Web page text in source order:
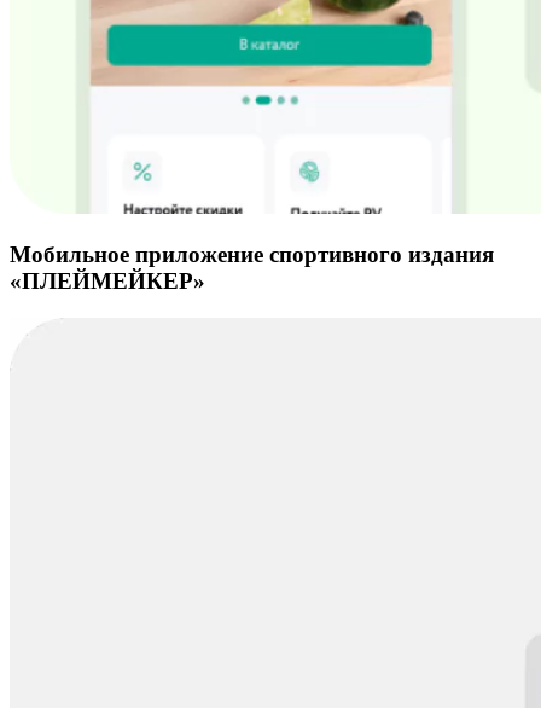
Мобильное приложение спортивного издания
«ПЛЕЙМЕЙКЕР»